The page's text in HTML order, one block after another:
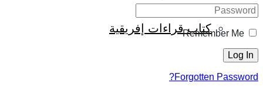
كتاب قراءات إفريقيةRemember Me
Forgotten Password?